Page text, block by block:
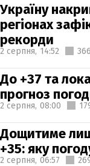
Україну
регіонах
рекорди
2 серпня, 14:52
До +37 та
прогноз
2 серпня, 08:00
Дощитиме
+35: яку
2 серпня, 06:57